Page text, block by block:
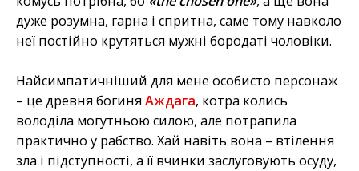
дуже розумна, гарна і спритна, саме тому навколо
неї постійно крутяться мужні бородаті чоловіки.
Найсимпатичніший для мене особисто персонаж
– це древня богиняАждага, котра колись
володіла могутньою силою, але потрапила
практично у рабство. Хай навіть вона – втілення
зла і підступності, а її вчинки заслуговують осуду,